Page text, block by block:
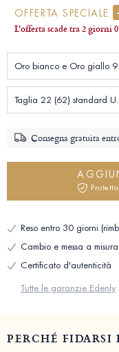
OFFERTA SPECIALE
L'offerta scade tra2 giorni
Oro bianco e Oro giallo
Consegna gratuita
Reso entro 30 giorni
Cambio e messa a
Certificato d'autenticità
Tutte le garanzie Edenly
PERCHÉ FIDARSI